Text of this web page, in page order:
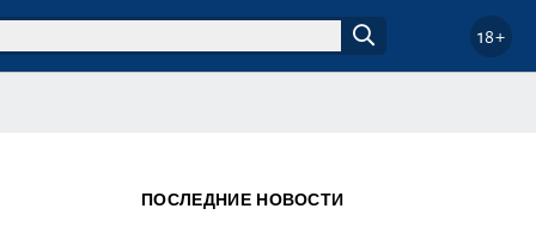
18+
ПОСЛЕДНИЕ НОВОСТИ